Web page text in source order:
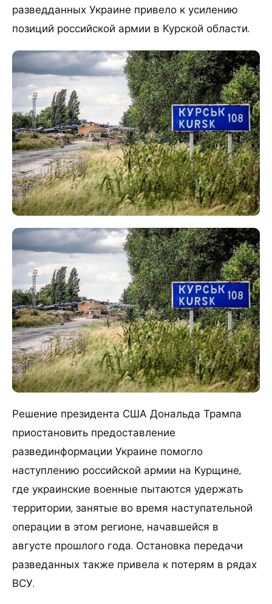
разведданных Украине привело к усилению
позиций российской армии в Курской области.
Решение президента США Дональда Трампа
приостановить предоставление
развединформации Украине помогло
наступлению российской армии на Курщине,
где украинские военные пытаются удержать
территории, занятые во время наступательной
операции в этом регионе, начавшейся в
августе прошлого года. Остановка передачи
разведанных также привела к потерям в рядах
ВСУ.